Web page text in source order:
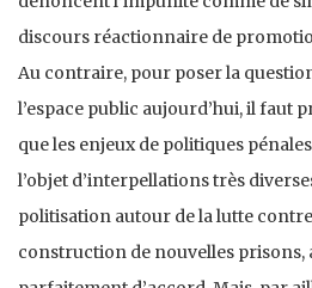
discours réactionnaire de
Au contraire, pour poser la
l’espace public aujourd’hui, il faut
que les enjeux de politiques
l’objet d’interpellations très
politisation autour de la lutte
construction de nouvelles prisons,